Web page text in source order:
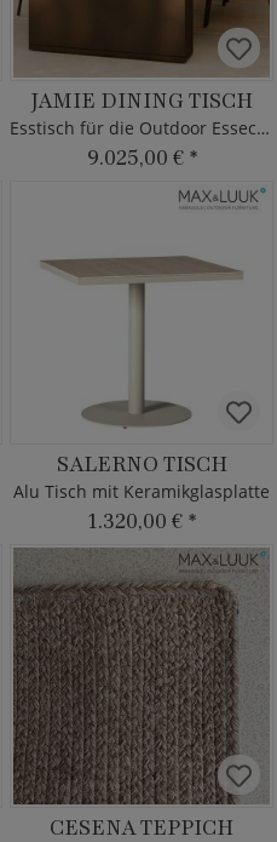
JAMIE DINING TISCH
Esstisch für die Outdoor Essecke
9.025,00 € *
SALERNO TISCH
Alu Tisch mit Keramikglasplatte
1.320,00 € *
CESENA TEPPICH